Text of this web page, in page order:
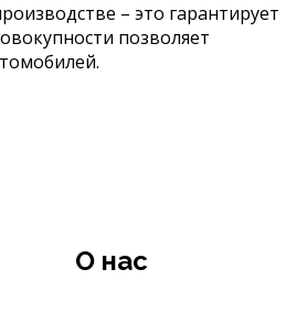
– это гарантирует
позволяет
О нас